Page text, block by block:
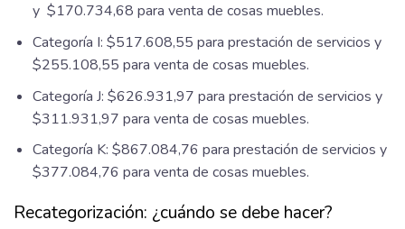
y $170.734,68 para venta de cosas muebles.
Categoría I: $517.608,55 para prestación de servicios y
$255.108,55 para venta de cosas muebles.
Categoría J: $626.931,97 para prestación de servicios y
$311.931,97 para venta de cosas muebles.
Categoría K: $867.084,76 para prestación de servicios y
$377.084,76 para venta de cosas muebles.
Recategorización: ¿cuándo se debe hacer?